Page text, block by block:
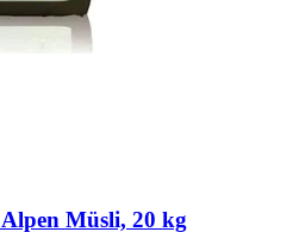
Alpen Müsli, 20 kg